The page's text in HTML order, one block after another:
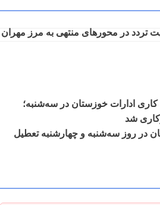
تردد در محورهای منتهی به مرز مهران
ادارات خوزستان در سه‌شنبه؛
شد
در روز سه‌شنبه و چهارشنبه تعطیل